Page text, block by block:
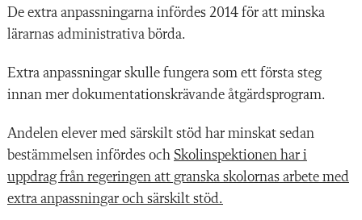
De extra anpassningarna infördes 2014 för att minska
lärarnas administrativa börda.
Extra anpassningar skulle fungera som ett första steg
innan mer dokumentationskrävande åtgärdsprogram.
Andelen elever med särskilt stöd har minskat sedan
bestämmelsen infördes och Skolinspektionen har i
uppdrag från regeringen att granska skolornas arbete med
extra anpassningar och särskilt stöd.